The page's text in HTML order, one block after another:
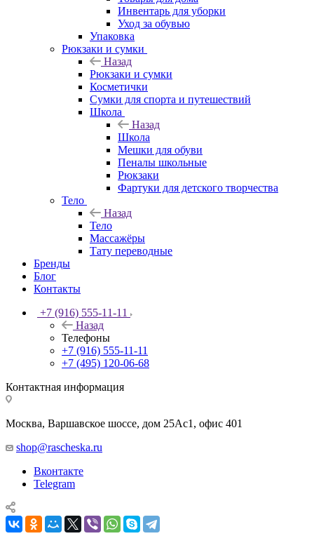
Инвентарь для уборки
Уход за обувью
Упаковка
Рюкзаки и сумки
Назад
Рюкзаки и сумки
Косметички
Сумки для спорта и путешествий
Школа
Назад
Школа
Мешки для обуви
Пеналы школьные
Рюкзаки
Фартуки для детского творчества
Тело
Назад
Тело
Массажёры
Тату переводные
Бренды
Блог
Контакты
+7 (916) 555-11-11
Назад
Телефоны
+7 (916) 555-11-11
+7 (495) 120-06-68
Контактная информация
Москва, Варшавское шоссе, дом 25Аc1, офис 401
shop@rascheska.ru
Вконтакте
Telegram